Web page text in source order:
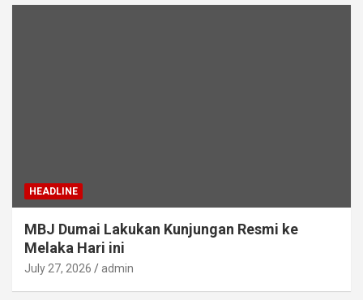
HEADLINE
MBJ Dumai Lakukan Kunjungan Resmi ke
Melaka Hari ini
July 27, 2026 admin